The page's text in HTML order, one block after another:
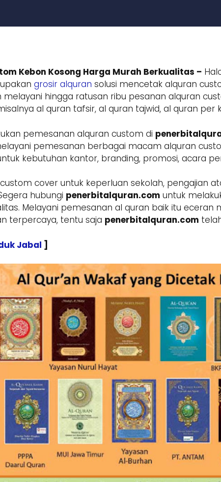
Kebon Kosong Harga Murah Berkualitas –
grosir alquran solusi mencetak alquran
hingga ratusan ribu pesanan alquran
al quran tafsir, al quran tajwid, al quran per
pemesanan alquran custom di
pemesanan berbagai macam alquran
kebutuhan kantor, branding, promosi, acara
cover untuk keperluan sekolah, pengajian
hubungi penerbitalquran.com untuk
Melayani pemesanan al quran baik itu eceran
terpercaya, tentu saja penerbitalquran.com
Jabal ]